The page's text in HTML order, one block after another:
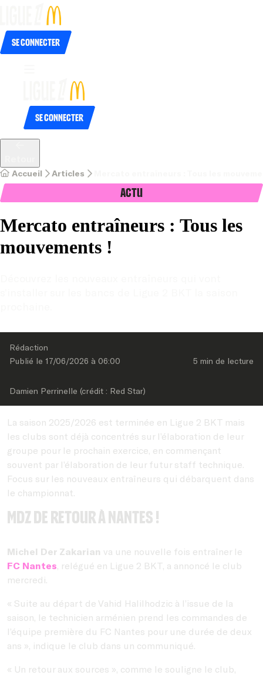
Se connecter
Se connecter
Accueil Articles
Actu
Mercato entraîneurs : Tous les
mouvements !
Rédaction
Publié le 17/06/2026 à 06:00 5 min de lecture
Damien Perrinelle (crédit : Red Star)
La saison 2025/2026 est terminée en Ligue 2 BKT mais
les clubs sont déjà concentrés sur l’élaboration de leur
groupe pour le prochain exercice, en commençant
souvent par l’élaboration de leur futur staff technique.
Focus sur les nouveaux entraîneurs qui débarquent dans
le championnat.
MDZ de retour à Nantes !
Michel Der Zakarian va une nouvelle fois entraîner le
FC Nantes, relégué en Ligue 2 BKT, a annoncé le club
mercredi.
« Suite au départ de Vahid Halilhodzic à l’issue de la
saison, le technicien arménien prend les commandes de
l’équipe première du FC Nantes pour une durée de deux
ans », indique le club dans un communiqué.
« Un retour aux sources », comme le souligne le club,